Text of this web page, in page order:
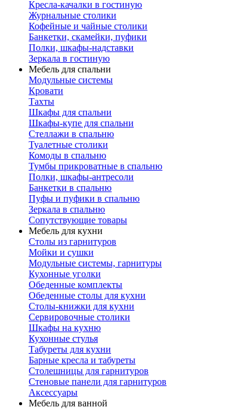
Кресла-качалки в гостиную
Журнальные столики
Кофейные и чайные столики
Банкетки, скамейки, пуфики
Полки, шкафы-надставки
Зеркала в гостиную
Мебель для спальни
Модульные системы
Кровати
Тахты
Шкафы для спальни
Шкафы-купе для спальни
Стеллажи в спальню
Туалетные столики
Комоды в спальню
Тумбы прикроватные в спальню
Полки, шкафы-антресоли
Банкетки в спальню
Пуфы и пуфики в спальню
Зеркала в спальню
Сопутствующие товары
Мебель для кухни
Столы из гарнитуров
Мойки и сушки
Модульные системы, гарнитуры
Кухонные уголки
Обеденные комплекты
Обеденные столы для кухни
Столы-книжки для кухни
Сервировочные столики
Шкафы на кухню
Кухонные стулья
Табуреты для кухни
Барные кресла и табуреты
Столешницы для гарнитуров
Стеновые панели для гарнитуров
Аксессуары
Мебель для ванной